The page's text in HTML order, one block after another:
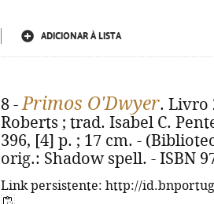
ADICIONAR À LISTA
8 -Primos O'Dwyer. Livro
Roberts ; trad. Isabel C.
396, [4] p. ; 17 cm. -
orig.: Shadow spell. - ISBN
Link persistente: http://